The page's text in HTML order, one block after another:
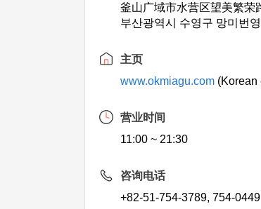
釜山广域市水营区望美繁荣
부산광역시 수영구 망미번
主页
www.okmiagu.com (Korean
营业时间
11:00 ~ 21:30
咨询电话
+82-51-754-3789, 754-0449